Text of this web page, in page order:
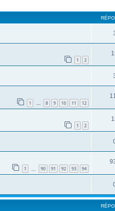
1 2
1 … 8 9 10 11 12
1 2
1 90 91 92 93 94